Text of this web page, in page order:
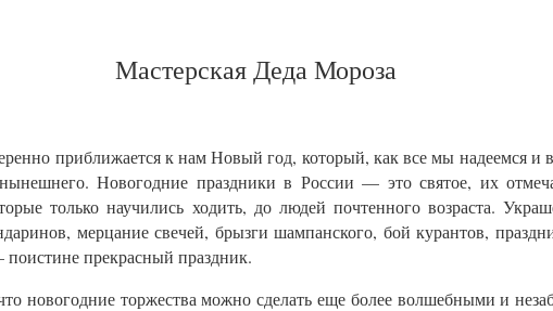
Мастерская Деда Мороза
приближается к нам Новый год, который, как все мы надеемся и
Новогодние праздники в России — это святое, их
только научились ходить, до людей почтенного возраста.
мерцание свечей, брызги шампанского, бой курантов,
прекрасный праздник.
новогодние торжества можно сделать еще более волшебными и